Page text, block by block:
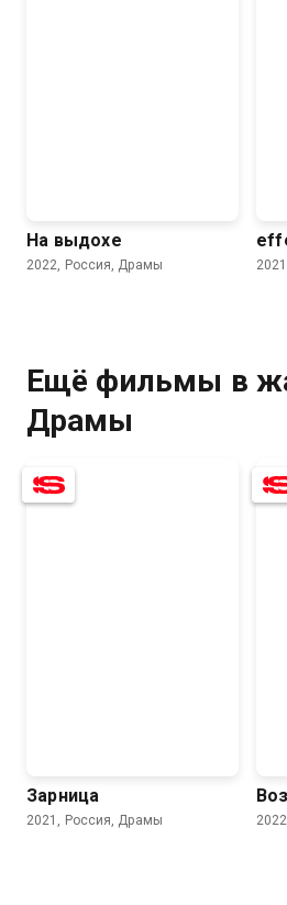
На выдохе
2022, Россия, Драмы
Ещё фильмы в
Драмы
5.7 8.1
Зарница
2021, Россия, Драмы